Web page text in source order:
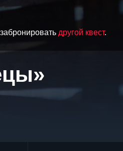
другой квест.